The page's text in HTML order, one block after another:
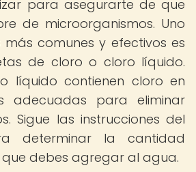
para asegurarte de que
de microorganismos. Uno
comunes y efectivos es
de cloro o cloro líquido.
líquido contienen cloro en
adecuadas para eliminar
Sigue las instrucciones del
determinar la cantidad
debes agregar al agua.